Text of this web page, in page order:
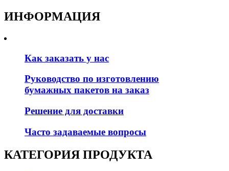
ИНФОРМАЦИЯ
Как заказать у нас
Руководство по изготовлению
бумажных пакетов на заказ
Решение для доставки
Часто задаваемые вопросы
КАТЕГОРИЯ ПРОДУКТА